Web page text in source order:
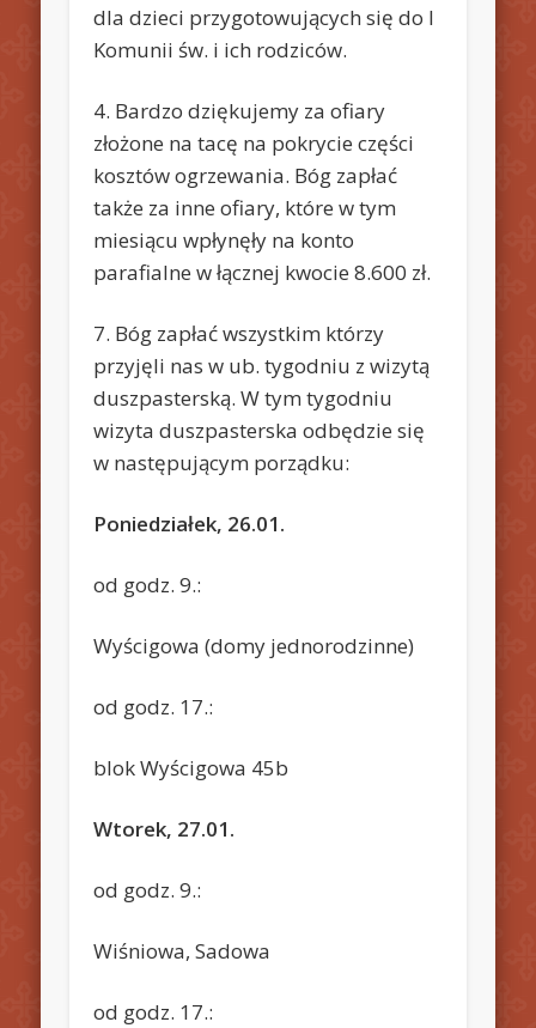
dla dzieci przygotowujących się do I
Komunii św. i ich rodziców.
4. Bardzo dziękujemy za ofiary
złożone na tacę na pokrycie części
kosztów ogrzewania. Bóg zapłać
także za inne ofiary, które w tym
miesiącu wpłynęły na konto
parafialne w łącznej kwocie 8.600 zł.
7. Bóg zapłać wszystkim którzy
przyjęli nas w ub. tygodniu z wizytą
duszpasterską. W tym tygodniu
wizyta duszpasterska odbędzie się
w następującym porządku:
Poniedziałek, 26.01.
od godz. 9.:
Wyścigowa (domy jednorodzinne)
od godz. 17.:
blok Wyścigowa 45b
Wtorek, 27.01.
od godz. 9.:
Wiśniowa, Sadowa
od godz. 17.: